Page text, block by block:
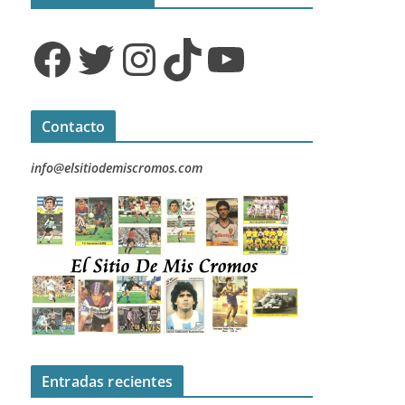
Facebook Twitter InstagramTikTok YouTube
Contacto
info@elsitiodemiscromos.com
Entradas recientes